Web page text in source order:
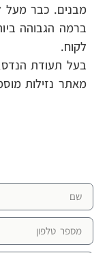
מבנים. כבר מעל
ברמה הגבוהה
לקוח.
בעל תעודת
מאתר נזילות